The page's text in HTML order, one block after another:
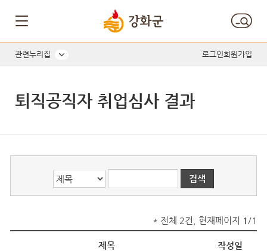
관련누리집 로그인회원가입
퇴직공직자 취업심사 결과
* 전체 2건, 현재페이지 1 /1
제목 작성일